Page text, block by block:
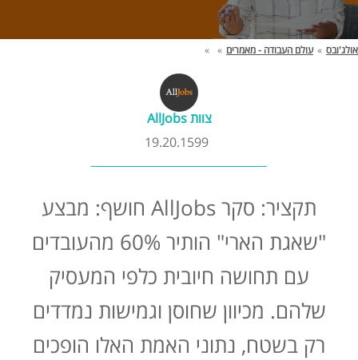
כמה אתם שווים?
קורסים אונליין
שאלות נפוצות
התנתקות
אולג'ובס » עולם העבודה - מאמרים »
»
צוות AllJobs
19.20.1599
תקציר: סקר AllJobs חושף: מבצע
"שאגת הארי" הותיר 60% מהעובדים
עם תחושה חיובית כלפי המעסיק
שלהם. מכיוון שחוסן וגמישות נמדדים
רק בשטח, נתוני האמת האלו הופכים